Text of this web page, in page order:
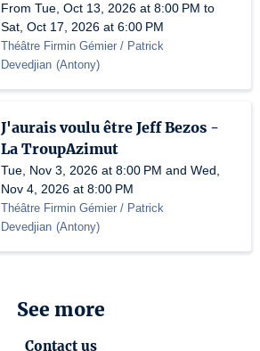
From Tue, Oct 13, 2026 at 8:00 PM to
Sat, Oct 17, 2026 at 6:00 PM
Théâtre Firmin Gémier / Patrick
Devedjian (Antony)
J'aurais voulu être Jeff Bezos -
La TroupAzimut
Tue, Nov 3, 2026 at 8:00 PM and Wed,
Nov 4, 2026 at 8:00 PM
Théâtre Firmin Gémier / Patrick
Devedjian (Antony)
See more
Contact us